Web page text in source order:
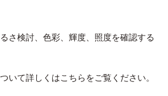
さ検討、色彩、輝度、照度を確認する
いて詳しくはこちらをご覧ください。